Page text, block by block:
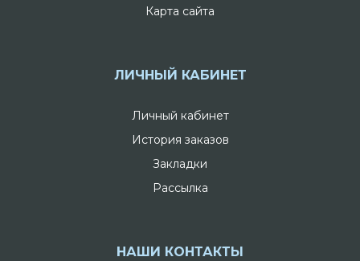
Карта сайта
ЛИЧНЫЙ КАБИНЕТ
Личный кабинет
История заказов
Закладки
Рассылка
НАШИ КОНТАКТЫ